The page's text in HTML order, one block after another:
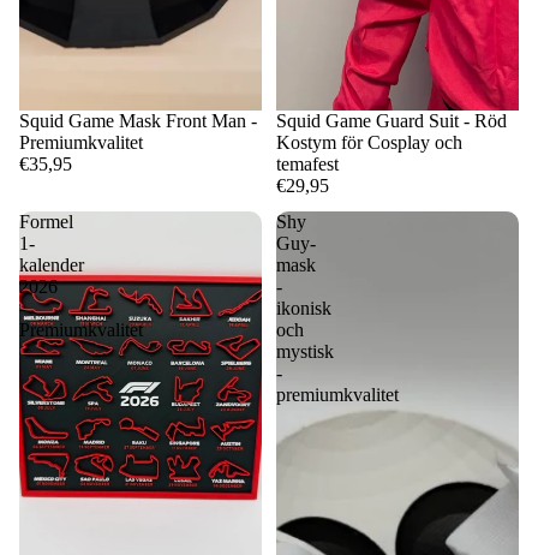
Squid Game Mask Front Man -
Premiumkvalitet
€35,95
Squid Game Guard Suit - Röd
Kostym för Cosplay och
temafest
€29,95
Formel
1-
kalender
2026
-
Premiumkvalitet
Shy
Guy-
mask
-
ikonisk
och
mystisk
-
premiumkvalitet